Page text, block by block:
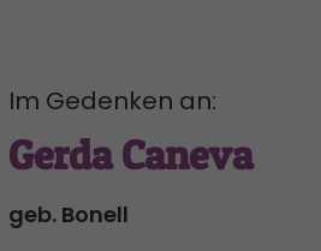
Im Gedenken an:
Gerda Caneva
geb. Bonell